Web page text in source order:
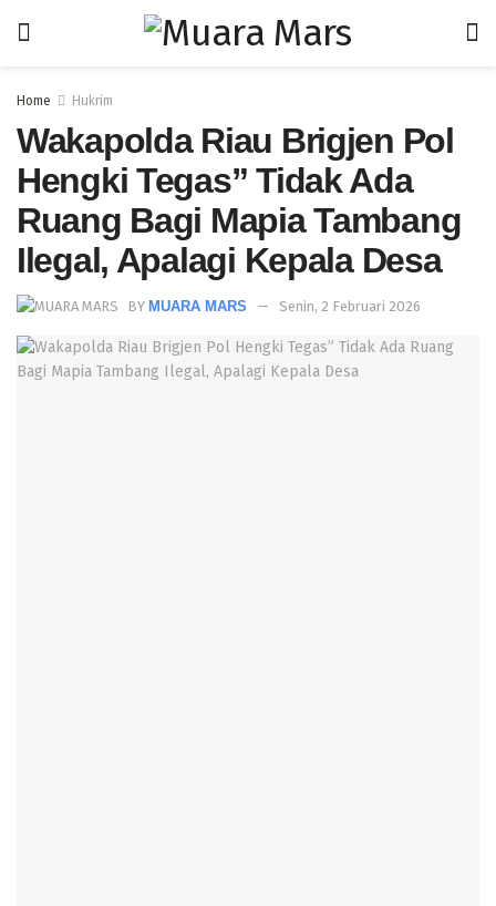
Home Hukrim
Wakapolda Riau Brigjen Pol
Hengki Tegas” Tidak Ada
Ruang Bagi Mapia Tambang
Ilegal, Apalagi Kepala Desa
BY MUARA MARS Senin, 2 Februari 2026